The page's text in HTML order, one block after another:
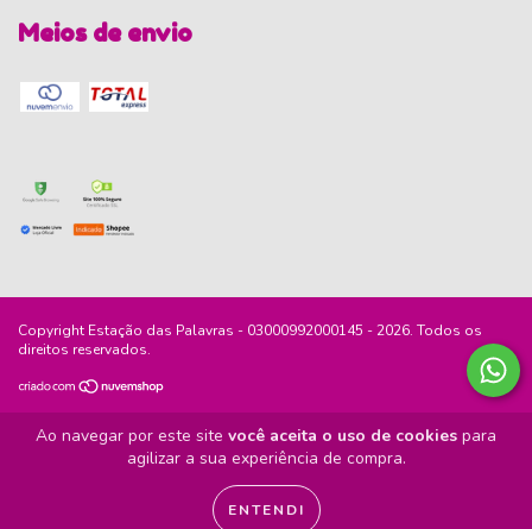
Ao navegar por este site você aceita o uso de cookies para
agilizar a sua experiência de compra.
ENTENDI
Meios de envio
Copyright Estação das Palavras - 03000992000145 - 2026. Todos os
direitos reservados.